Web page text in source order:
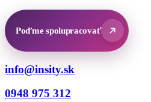
Poďme spolupracovať
info@insity.sk
0948 975 312